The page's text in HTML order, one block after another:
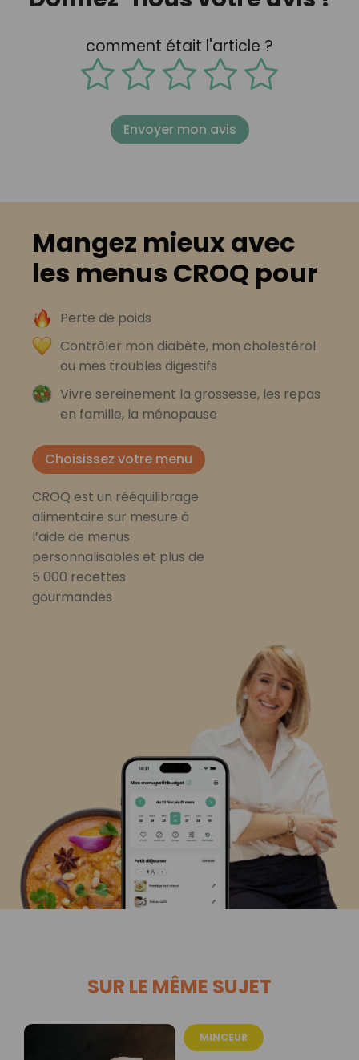
comment était l'article ?
Envoyer mon avis
Mangez mieux avec
les menus CROQ pour
Perte de poids
Contrôler mon diabète, mon cholestérol
ou mes troubles digestifs
Vivre sereinement la grossesse, les repas
en famille, la ménopause
Choisissez votre menu
CROQ est un rééquilibrage
alimentaire sur mesure à
l’aide de menus
personnalisables et plus de
5 000 recettes
gourmandes
SUR LE MÊME SUJET
MINCEUR